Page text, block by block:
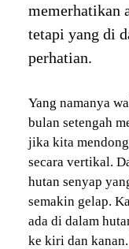
memerhatikan
tetapi yang di
perhatian.
Yang namanya
bulan setengah
jika kita
secara vertikal.
hutan senyap
semakin gelap.
ada di dalam
ke kiri dan